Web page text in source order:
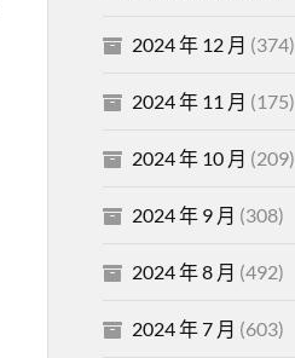
2024 年 12 月 (374)
2024 年 11 月 (175)
2024 年 10 月 (209)
2024 年 9 月 (308)
2024 年 8 月 (492)
2024 年 7 月 (603)